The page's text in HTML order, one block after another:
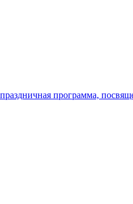
программа,